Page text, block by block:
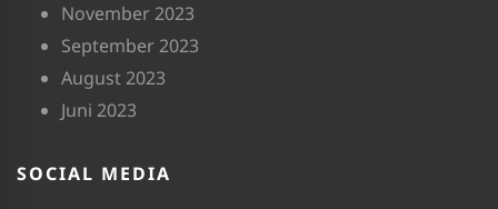
November 2023
September 2023
August 2023
Juni 2023
SOCIAL MEDIA